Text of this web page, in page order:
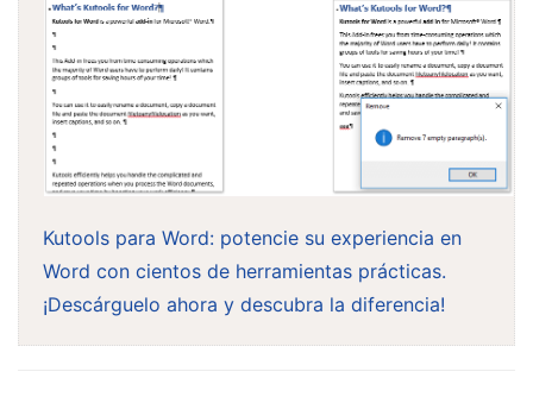
Kutools para Word: potencie su experiencia en
Word con cientos de herramientas prácticas.
¡Descárguelo ahora y descubra la diferencia!